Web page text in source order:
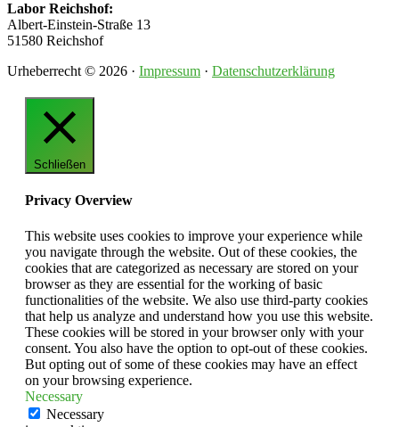
Labor Reichshof:
Albert-Einstein-Straße 13
51580 Reichshof
Urheberrecht © 2026 · Impressum · Datenschutzerklärung
Schließen
Privacy Overview
This website uses cookies to improve your experience while
you navigate through the website. Out of these cookies, the
cookies that are categorized as necessary are stored on your
browser as they are essential for the working of basic
functionalities of the website. We also use third-party cookies
that help us analyze and understand how you use this website.
These cookies will be stored in your browser only with your
consent. You also have the option to opt-out of these cookies.
But opting out of some of these cookies may have an effect
on your browsing experience.
Necessary
Necessary